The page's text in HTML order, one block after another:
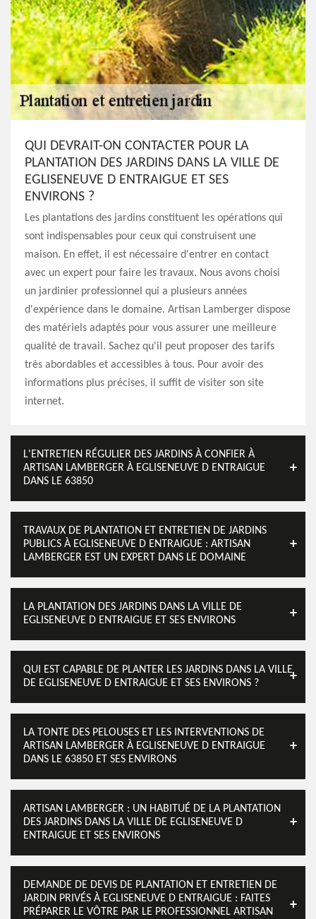
QUI DEVRAIT-ON CONTACTER POUR LA
PLANTATION DES JARDINS DANS LA VILLE DE
EGLISENEUVE D ENTRAIGUE ET SES
ENVIRONS ?
Les plantations des jardins constituent les opérations qui
sont indispensables pour ceux qui construisent une
maison. En effet, il est nécessaire d'entrer en contact
avec un expert pour faire les travaux. Nous avons choisi
un jardinier professionnel qui a plusieurs années
d'expérience dans le domaine. Artisan Lamberger dispose
des matériels adaptés pour vous assurer une meilleure
qualité de travail. Sachez qu'il peut proposer des tarifs
très abordables et accessibles à tous. Pour avoir des
informations plus précises, il suffit de visiter son site
internet.
L'ENTRETIEN RÉGULIER DES JARDINS À CONFIER À
ARTISAN LAMBERGER À EGLISENEUVE D ENTRAIGUE
DANS LE 63850
TRAVAUX DE PLANTATION ET ENTRETIEN DE JARDINS
PUBLICS À EGLISENEUVE D ENTRAIGUE : ARTISAN
LAMBERGER EST UN EXPERT DANS LE DOMAINE
LA PLANTATION DES JARDINS DANS LA VILLE DE
EGLISENEUVE D ENTRAIGUE ET SES ENVIRONS
QUI EST CAPABLE DE PLANTER LES JARDINS DANS LA VILLE
DE EGLISENEUVE D ENTRAIGUE ET SES ENVIRONS ?
LA TONTE DES PELOUSES ET LES INTERVENTIONS DE
ARTISAN LAMBERGER À EGLISENEUVE D ENTRAIGUE
DANS LE 63850 ET SES ENVIRONS
ARTISAN LAMBERGER : UN HABITUÉ DE LA PLANTATION
DES JARDINS DANS LA VILLE DE EGLISENEUVE D
ENTRAIGUE ET SES ENVIRONS
DEMANDE DE DEVIS DE PLANTATION ET ENTRETIEN DE
JARDIN PRIVÉS À EGLISENEUVE D ENTRAIGUE : FAITES
PRÉPARER LE VÔTRE PAR LE PROFESSIONNEL ARTISAN